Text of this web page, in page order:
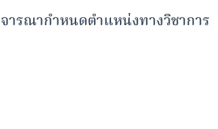
ารณากำหนดตำแหน่งทางวิชาการ